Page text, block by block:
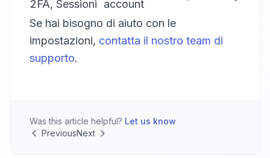
2FA, Sessioni
account
Se hai bisogno di aiuto con le
impostazioni, contatta il nostro team di
supporto.
Was this article helpful? Let us know
PreviousNext